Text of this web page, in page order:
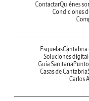
ContactarQuiénes
Condiciones
EsquelasCantabria
Soluciones
Guía Sanitaria
Casas de Cantabria
Carlos